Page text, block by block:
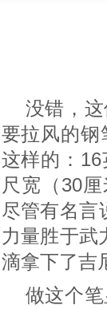
没错，这
要拉风的钢
这样的：
尺宽（30
尽管有名言
力量胜于武
滴拿下了吉
做这个笔